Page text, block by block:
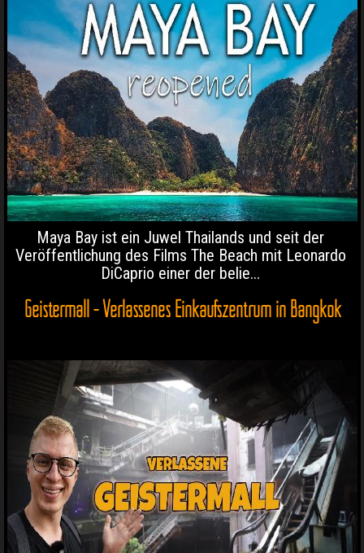
Maya Bay ist ein Juwel Thailands und seit der
Veröffentlichung des Films The Beach mit Leonardo
DiCaprio einer der belie...
Geistermall - Verlassenes Einkaufszentrum in Bangkok